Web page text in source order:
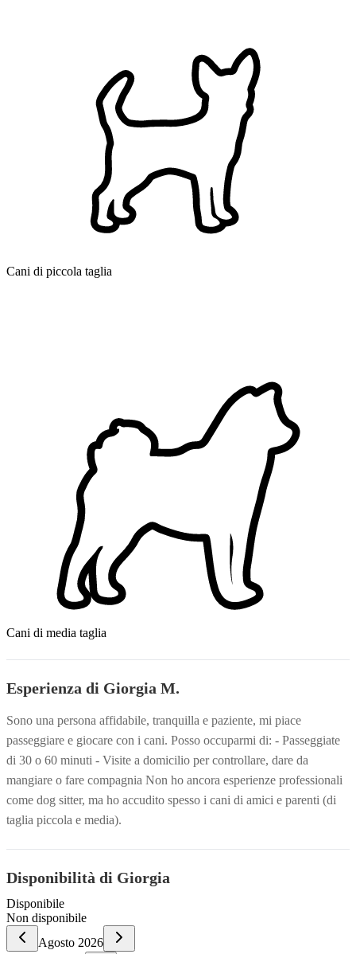
Cani di piccola taglia
Cani di media taglia
Esperienza di Giorgia M.
Sono una persona affidabile, tranquilla e paziente, mi piace
passeggiare e giocare con i cani. Posso occuparmi di: - Passeggiate
di 30 o 60 minuti - Visite a domicilio per controllare, dare da
mangiare o fare compagnia Non ho ancora esperienze professionali
come dog sitter, ma ho accudito spesso i cani di amici e parenti (di
taglia piccola e media).
Disponibilità di Giorgia
Disponibile
Non disponibile
Agosto 2026